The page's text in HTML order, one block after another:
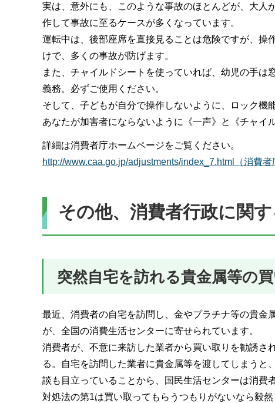
実は、意外にも、このような事故のほとんどが、大人
作して事故に至るケースが多くなっています。
運転中は、後部座席を直接見ることは危険ですが、操
けで、多くの事故が防げます。
また、チャイルドシートを使っていれば、幼児の手
義務。必ずご使用ください。
そして、子どもが自分で操作しないように、ロック機
あなたが加害者にならないように《一声》と《チャイ
詳細は消費者庁ホームページをご覧ください。
http://www.caa.go.jp/adjustments/index_7.html（消費
その他、消費者行政に関
突然自宅を訪れる貴金属等の
最近、消費者の自宅を訪問し、金やプラチナ等の貴金
が、全国の消費生活センターに寄せられています。
消費者が、不意に来訪した業者から買い取りを勧誘さ
る。自宅を訪問した業者に貴金属等を渡してしまう
談も目立っていることから、国民生活センターは消費
対処法の第1は買い取ってもらうつもりがないなら毅